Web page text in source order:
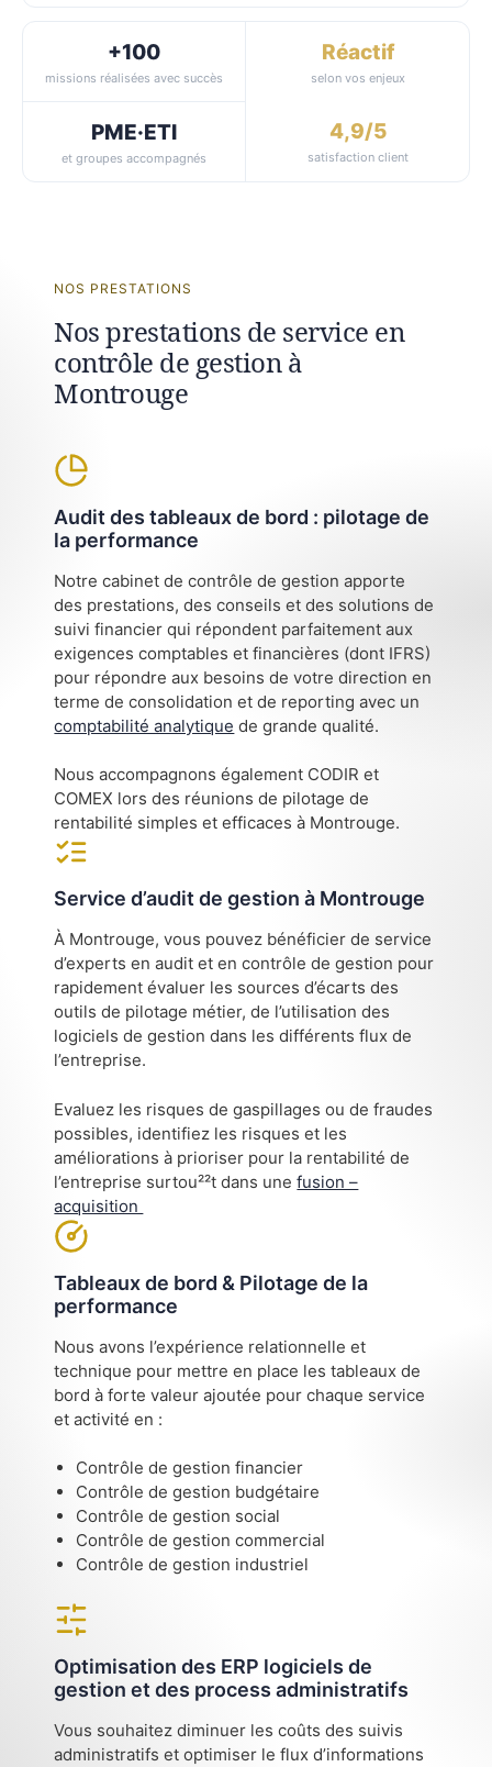
+100
missions réalisées avec succès
Réactif
selon vos enjeux
PME·ETI
et groupes accompagnés
4,9/5
satisfaction client
NOS PRESTATIONS
Nos prestations de service en
contrôle de gestion à
Montrouge
Audit des tableaux de bord : pilotage de
la performance
Notre cabinet de contrôle de gestion apporte
des prestations, des conseils et des solutions de
suivi financier qui répondent parfaitement aux
exigences comptables et financières (dont IFRS)
pour répondre aux besoins de votre direction en
terme de consolidation et de reporting avec un
comptabilité analytique de grande qualité.
Nous accompagnons également CODIR et
COMEX lors des réunions de pilotage de
rentabilité simples et efficaces à Montrouge.
Service d’audit de gestion à Montrouge
À Montrouge, vous pouvez bénéficier de service
d’experts en audit et en contrôle de gestion pour
rapidement évaluer les sources d’écarts des
outils de pilotage métier, de l’utilisation des
logiciels de gestion dans les différents flux de
l’entreprise.
Evaluez les risques de gaspillages ou de fraudes
possibles, identifiez les risques et les
améliorations à prioriser pour la rentabilité de
l’entreprise surtou²²t dans unefusion –
acquisition
Tableaux de bord & Pilotage de la
performance
Nous avons l’expérience relationnelle et
technique pour mettre en place les tableaux de
bord à forte valeur ajoutée pour chaque service
et activité en :
Contrôle de gestion financier
Contrôle de gestion budgétaire
Contrôle de gestion social
Contrôle de gestion commercial
Contrôle de gestion industriel
Optimisation des ERP logiciels de
gestion et des process administratifs
Vous souhaitez diminuer les coûts des suivis
administratifs et optimiser le flux d’informations